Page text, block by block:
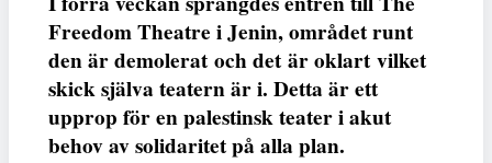
Freedom Theatre i Jenin, området runt
den är demolerat och det är oklart vilket
skick själva teatern är i. Detta är ett
upprop för en palestinsk teater i akut
behov av solidaritet på alla plan.